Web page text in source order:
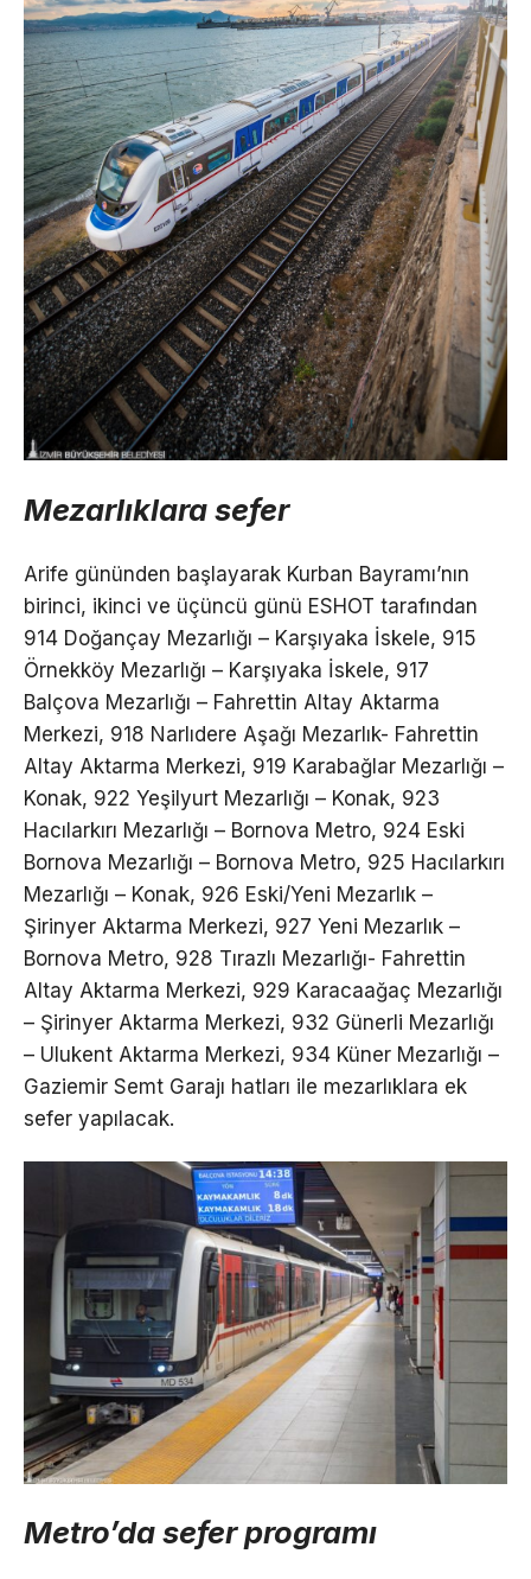
Mezarlıklara sefer
Arife gününden başlayarak Kurban Bayramı’nın
birinci, ikinci ve üçüncü günü ESHOT tarafından
914 Doğançay Mezarlığı – Karşıyaka İskele, 915
Örnekköy Mezarlığı – Karşıyaka İskele, 917
Balçova Mezarlığı – Fahrettin Altay Aktarma
Merkezi, 918 Narlıdere Aşağı Mezarlık- Fahrettin
Altay Aktarma Merkezi, 919 Karabağlar Mezarlığı –
Konak, 922 Yeşilyurt Mezarlığı – Konak, 923
Hacılarkırı Mezarlığı – Bornova Metro, 924 Eski
Bornova Mezarlığı – Bornova Metro, 925 Hacılarkırı
Mezarlığı – Konak, 926 Eski/Yeni Mezarlık –
Şirinyer Aktarma Merkezi, 927 Yeni Mezarlık –
Bornova Metro, 928 Tırazlı Mezarlığı- Fahrettin
Altay Aktarma Merkezi, 929 Karacaağaç Mezarlığı
– Şirinyer Aktarma Merkezi, 932 Günerli Mezarlığı
– Ulukent Aktarma Merkezi, 934 Küner Mezarlığı –
Gaziemir Semt Garajı hatları ile mezarlıklara ek
sefer yapılacak.
Metro’da sefer programı